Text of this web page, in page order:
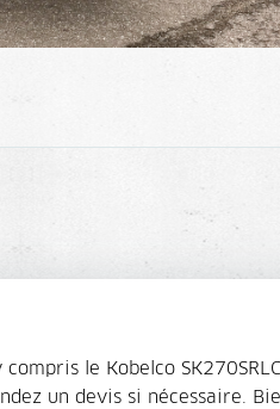
le Kobelco
un devis si nécessaire.